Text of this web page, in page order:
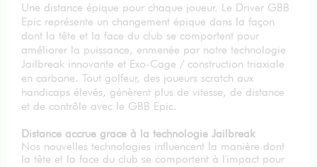
Une distance épique pour chaque joueur. Le Driver GBB
Epic représente un changement épique dans la façon
dont la tête et la face du club se comportent pour
améliorer la puissance, enmenée par notre technologie
Jailbreak innovante et Exo-Cage / construction triaxiale
en carbone. Tout golfeur, des joueurs scratch aux
handicaps élevés, génèrent plus de vitesse, de distance
et de contrôle avec le GBB Epic.
Distance accrue grace à la technologie Jailbreak
Nos nouvelles technologies influencent la manière dont
la tête et la face du club se comportent à l'impact pour